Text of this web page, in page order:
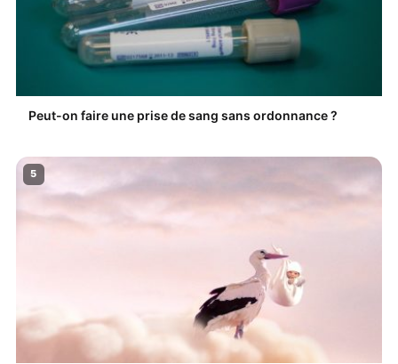
Peut-on faire une prise de sang sans ordonnance ?
5